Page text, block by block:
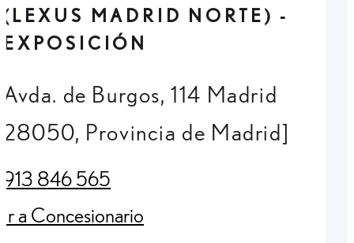
(LEXUS MADRID NORTE) -
EXPOSICIÓN
Avda. de Burgos, 114 Madrid
28050, Provincia de Madrid]
913 846 565
(Opens in new tab)
Ir a Concesionario
(Opens in new tab)